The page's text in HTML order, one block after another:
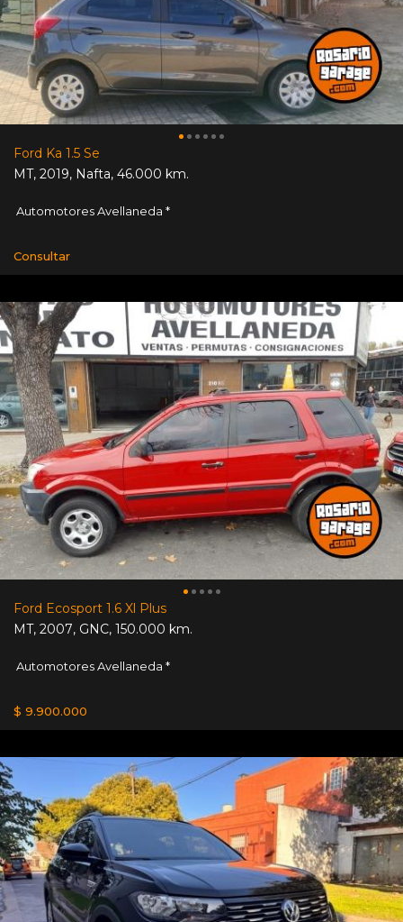
Ford Ka 1.5 Se
MT, 2019, Nafta, 46.000 km.
Automotores Avellaneda *
Consultar
Ford Ecosport 1.6 Xl Plus
MT, 2007, GNC, 150.000 km.
Automotores Avellaneda *
$ 9.900.000